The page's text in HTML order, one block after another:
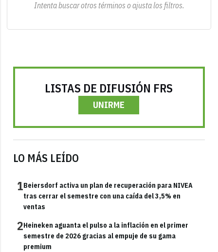
Intenta buscar otros términos o ajusta los filtros.
LISTAS DE DIFUSIÓN FRS
UNIRME
LO MÁS LEÍDO
1Beiersdorf activa un plan de recuperación para NIVEA
tras cerrar el semestre con una caída del 3,5% en
ventas
2Heineken aguanta el pulso a la inflación en el primer
semestre de 2026 gracias al empuje de su gama
premium